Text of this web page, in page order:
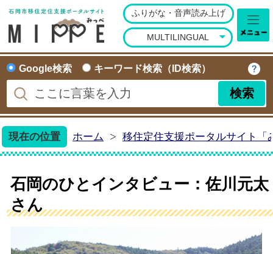
石岡市移住定住ポー
ふりがな・音声読み上げ
MULTILINGUAL
Google検索 キーワード検索（ID検索）
現在の位置 ホーム 移住定住支援ポータルサイト「
石岡のひとインタビュー：佐川元太
さん